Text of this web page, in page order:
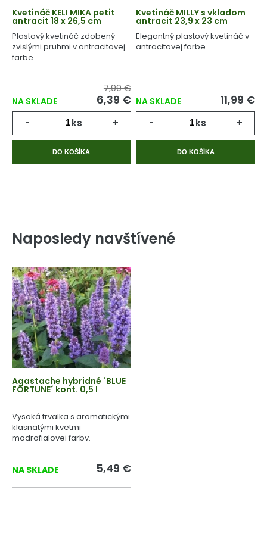
Kvetináč KELI MIKA petit
antracit 18 x 26,5 cm
Plastový kvetináč zdobený
zvislými pruhmi v antracitovej
farbe.
NA SKLADE
7,99 €
6,39 €
- ks +
DO KOŠÍKA
Kvetináč MILLY s vkladom
antracit 23,9 x 23 cm
Elegantný plastový kvetináč v
antracitovej farbe.
NA SKLADE 11,99 €
- ks +
DO KOŠÍKA
Naposledy navštívené
Agastache hybridné ´BLUE
FORTUNE´ kont. 0,5 l
Vysoká trvalka s aromatickými
klasnatými kvetmi
modrofialovej farby.
NA SKLADE 5,49 €